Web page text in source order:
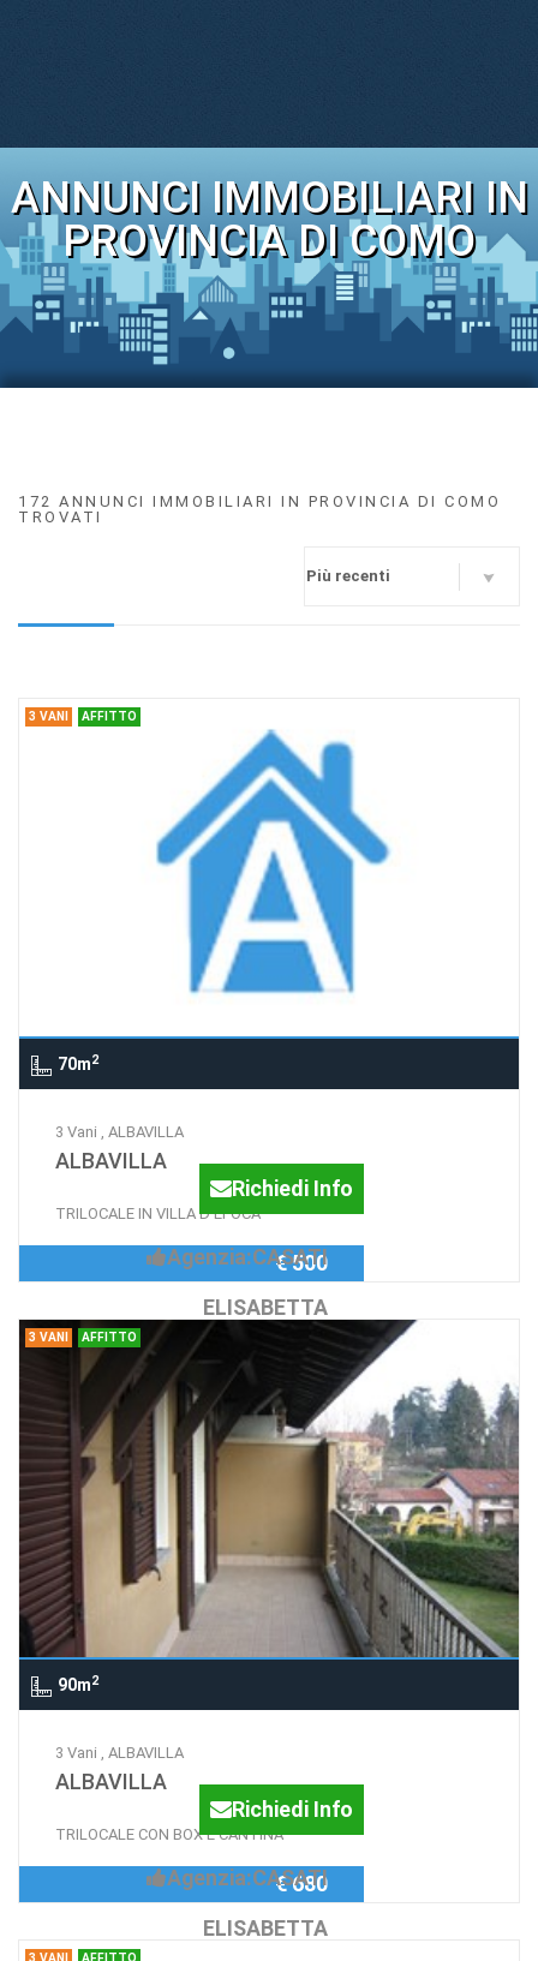
ANNUNCI IMMOBILIARI IN
PROVINCIA DI COMO
172 ANNUNCI IMMOBILIARI IN PROVINCIA DI COMO
TROVATI
3 VANI AFFITTO
70m2
3 Vani , ALBAVILLA
ALBAVILLA
TRILOCALE IN VILLA D'EPOCA
Richiedi Info
Agenzia:CASATI
ELISABETTA
€ 500
3 VANI AFFITTO
90m2
3 Vani , ALBAVILLA
ALBAVILLA
TRILOCALE CON BOX E CANTINA
Richiedi Info
Agenzia:CASATI
ELISABETTA
€ 680
3 VANI AFFITTO